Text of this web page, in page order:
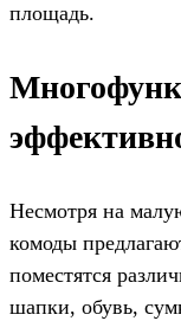
площадь.
Несмотря на
комоды
поместятся
шапки, обувь,